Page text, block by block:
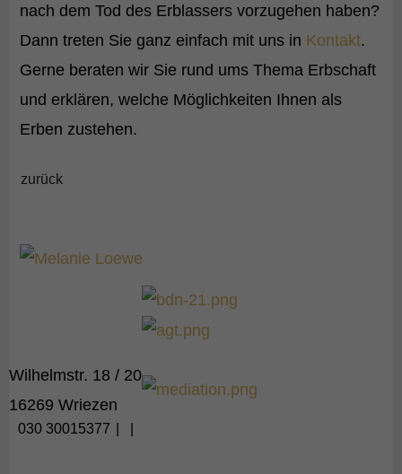
nach dem Tod des Erblassers vorzugehen haben?
Dann treten Sie ganz einfach mit uns in Kontakt.
Gerne beraten wir Sie rund ums Thema Erbschaft
und erklären, welche Möglichkeiten Ihnen als
Erben zustehen.
zurück
Wilhelmstr. 18 / 20
16269 Wriezen
030 30015377